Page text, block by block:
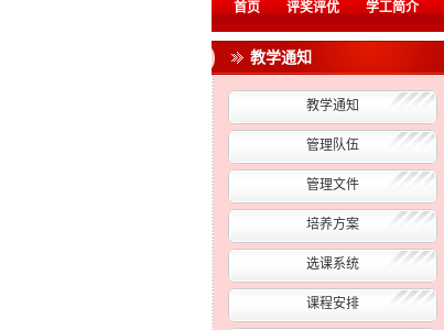
首页 评奖评优 学工简介
教学通知
教学通知
管理队伍
管理文件
培养方案
选课系统
课程安排